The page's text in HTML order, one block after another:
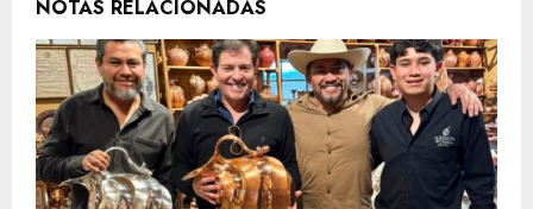
NOTAS RELACIONADAS